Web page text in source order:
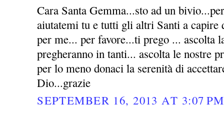
Cara Santa Gemma...sto ad un
aiutatemi tu e tutti gli altri Santi a capire
per me... per favore...ti prego ... ascolta
pregheranno in tanti... ascolta le nostre
per lo meno donaci la serenità di
Dio...grazie
SEPTEMBER 16, 2013 AT 3:07 PM